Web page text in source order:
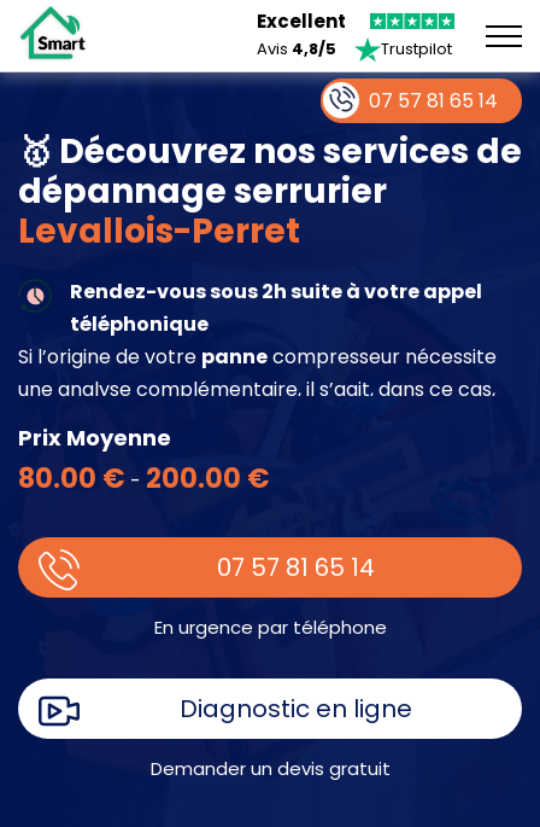
Excellent
Avis 4,8/5 Trustpilot
🥇 Découvrez nos services de
dépannage serrurier
Levallois-Perret
Rendez-vous sous 2h suite à votre appel
téléphonique
Si l’origine de votre pannecompresseur nécessite
une analyse complémentaire, il s’agit, dans ce cas,
d’une intervention à part entière demandant un
devis sur place.
Prix Moyenne
80.00 € - 200.00 €
07 57 81 65 14
En urgence par téléphone
Diagnostic en ligne
Demander un devis gratuit
07 57 81 65 14